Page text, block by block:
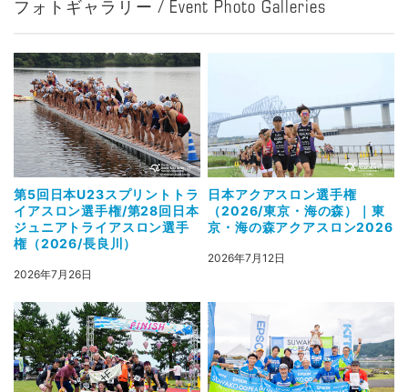
フォトギャラリー / Event Photo Galleries
第5回日本U23スプリントトラ
イアスロン選手権/第28回日本
ジュニアトライアスロン選手
権（2026/長良川）
2026年7月26日
日本アクアスロン選手権
（2026/東京・海の森）｜東
京・海の森アクアスロン2026
2026年7月12日